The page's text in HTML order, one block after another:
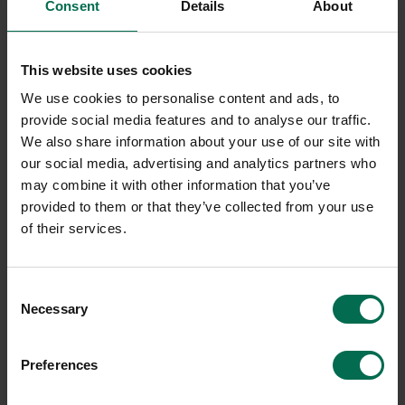
Consent Details About
This website uses cookies
We use cookies to personalise content and ads, to
provide social media features and to analyse our traffic.
We also share information about your use of our site with
our social media, advertising and analytics partners who
may combine it with other information that you’ve
provided to them or that they’ve collected from your use
of their services.
Selection
Necessary
Preferences